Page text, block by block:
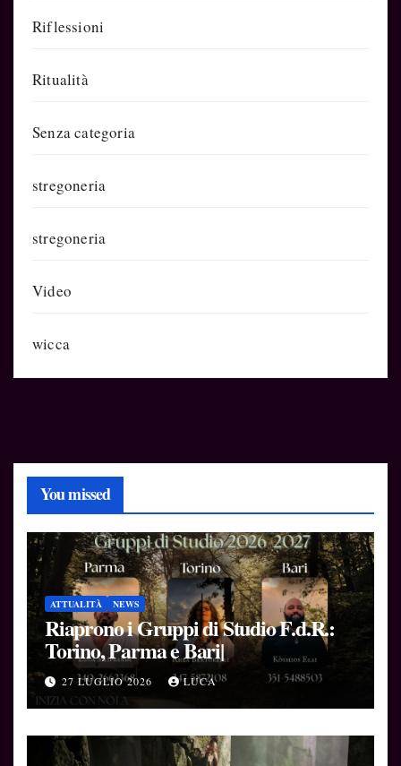
Riflessioni
Ritualità
Senza categoria
stregoneria
stregoneria
Video
wicca
You missed
ATTUALITÀ NEWS
Riaprono i Gruppi di Studio F.d.R.:
Torino, Parma e Bari|
27 LUGLIO 2026 LUCA